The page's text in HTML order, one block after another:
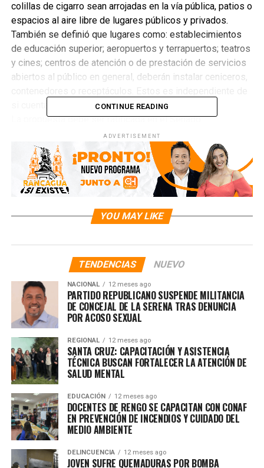
colillas de cigarro sean arrojadas en la vía pública, patios o
espacios al aire libre de lugares públicos y privados.
También se definió que lugares como: establecimientos
de educación superior; aeropuertos y terrapuertos; teatros
y cines; centros de atención o de prestación de servicios
abiertos al público en general, deberán instalar ceniceros,
si cuentan o no con patios o espacios al aire libre.
La propuesta debe ser ratificada en el Senado.
¿Qué te parece la medida?
RELATED TOPICS:
UP NEXT
FUTBOLISTA DE 25 AÑOS FALLECIÓ TRAS DESMAYARSE EN
PLENO ENTRENAMIENTO
CONTINUE READING
ADVERTISEMENT
YOU MAY LIKE
TENDENCIAS NUEVO
NACIONAL 12 meses ago
PARTIDO REPUBLICANO SUSPENDE MILITANCIA
DE CONCEJAL DE LA SERENA TRAS DENUNCIA
POR ACOSO SEXUAL
REGIONAL 12 meses ago
SANTA CRUZ: CAPACITACIÓN Y ASISTENCIA
TÉCNICA BUSCAN FORTALECER LA ATENCIÓN DE
SALUD MENTAL
EDUCACIÓN 12 meses ago
DOCENTES DE RENGO SE CAPACITAN CON CONAF
EN PREVENCIÓN DE INCENDIOS Y CUIDADO DEL
MEDIO AMBIENTE
DELINCUENCIA 12 meses ago
JOVEN SUFRE QUEMADURAS POR BOMBA